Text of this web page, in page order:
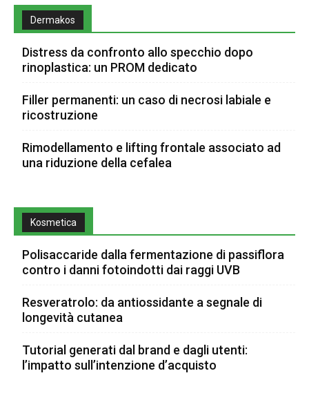
Dermakos
Distress da confronto allo specchio dopo
rinoplastica: un PROM dedicato
Filler permanenti: un caso di necrosi labiale e
ricostruzione
Rimodellamento e lifting frontale associato ad
una riduzione della cefalea
Kosmetica
Polisaccaride dalla fermentazione di passiflora
contro i danni fotoindotti dai raggi UVB
Resveratrolo: da antiossidante a segnale di
longevità cutanea
Tutorial generati dal brand e dagli utenti:
l’impatto sull’intenzione d’acquisto